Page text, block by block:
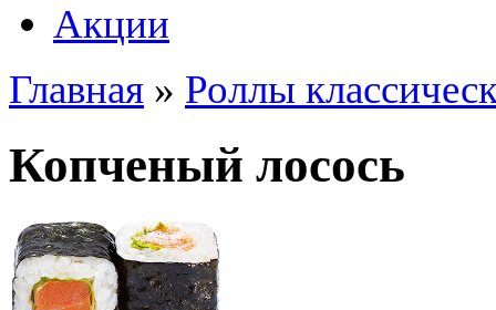
Акции
Главная » Роллы
Копченый лосось